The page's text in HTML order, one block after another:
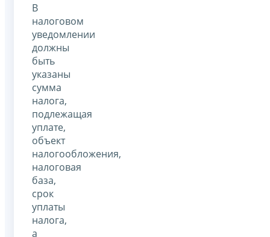
В
налоговом
уведомлении
должны
быть
указаны
сумма
налога,
подлежащая
уплате,
объект
налогообложения,
налоговая
база,
срок
уплаты
налога,
а